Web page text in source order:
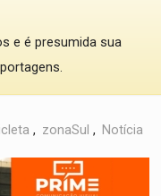
e é presumida sua
, zonaSul , Notícia